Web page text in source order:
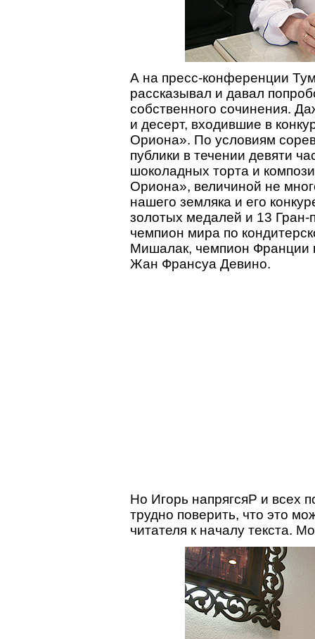
А на пресс-конференции
рассказывал и давал
собственного сочинения.
и десерт, входившие в
Ориона». По условиям
публики в течении девяти
шоколадных торта и
Ориона», величиной не
нашего земляка и его
золотых медалей и 13
чемпион мира по
Мишалак, чемпион Франции
Жан Франсуа Девино.
Но Игорь напрягсяP и всех
трудно поверить, что это
читателя к началу текста.